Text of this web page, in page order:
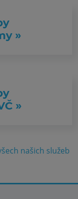
»
»
našich služeb